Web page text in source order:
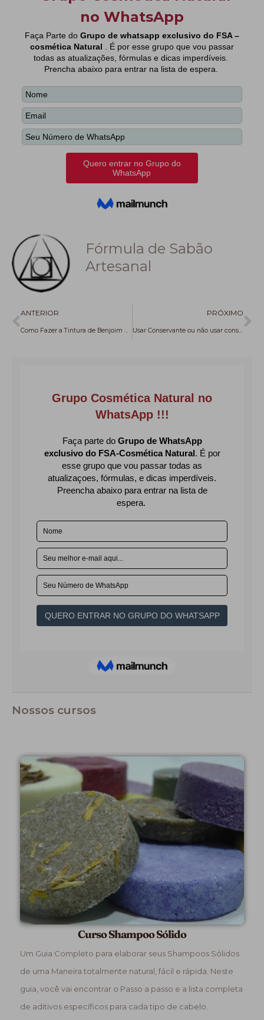
Fórmula de Sabão
Artesanal
Anterior
ANTERIOR
Como Fazer a Tintura de Benjoim para cosmética e saboaria Natural
PRÓXIMO
Usar Conservante ou não usar conservante – eis a questão
Nossos cursos
Curso Shampoo Sólido
Um Guia Completo para elaborar seus Shampoos Sólidos
de uma Maneira totalmente natural, fácil e rápida. Neste
guia, você vai encontrar o Passo a passo e a lista completa
de aditivos específicos para cada tipo de cabelo.